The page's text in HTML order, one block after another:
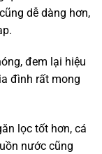
dễ dàng hơn,
đem lại hiệu
đình rất mong
lọc tốt hơn, cá
nước cũng